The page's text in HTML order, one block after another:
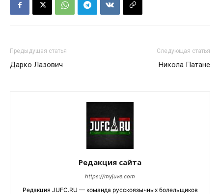
Предыдущая статья
Дарко Лазович
Следующая статья
Никола Патане
Редакция сайта
https://myjuve.com
Редакция JUFC.RU — команда русскоязычных болельщиков